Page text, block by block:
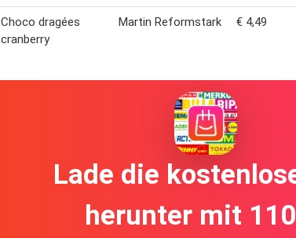
Choco dragées
cranberry
Martin Reformstark € 4,49
Lade die
herunter mit